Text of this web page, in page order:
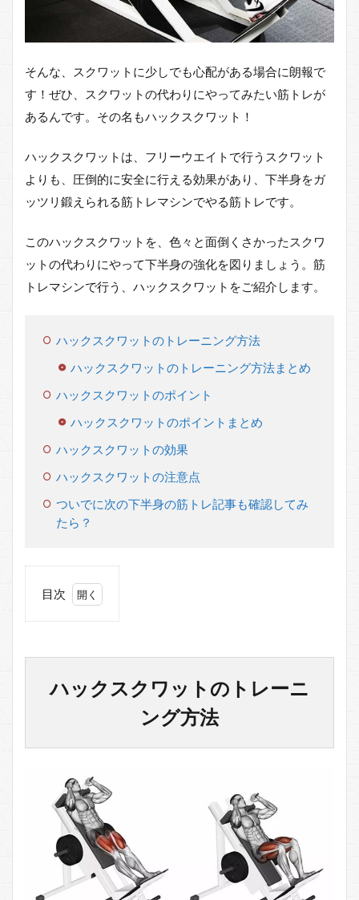
そんな、スクワットに少しでも心配がある場合に朗報で
す！ぜひ、スクワットの代わりにやってみたい筋トレが
あるんです。その名もハックスクワット！
ハックスクワットは、フリーウエイトで行うスクワット
よりも、圧倒的に安全に行える効果があり、下半身をガ
ッツリ鍛えられる筋トレマシンでやる筋トレです。
このハックスクワットを、色々と面倒くさかったスクワ
ットの代わりにやって下半身の強化を図りましょう。筋
トレマシンで行う、ハックスクワットをご紹介します。
ハックスクワットのトレーニング方法
ハックスクワットのトレーニング方法まとめ
ハックスクワットのポイント
ハックスクワットのポイントまとめ
ハックスクワットの効果
ハックスクワットの注意点
ついでに次の下半身の筋トレ記事も確認してみ
たら？
目次
クハックスクワットのトレーニ
ング方法